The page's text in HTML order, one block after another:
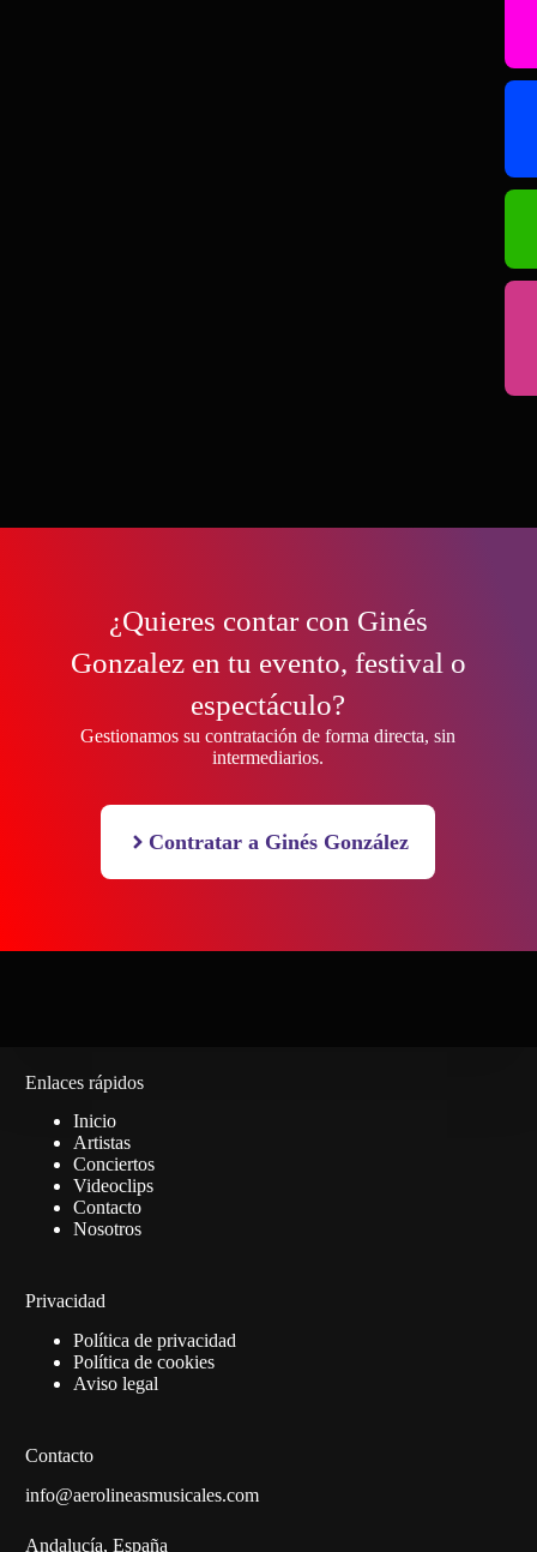
¿Quieres contar con Ginés
Gonzalez en tu evento, festival o
espectáculo?
Gestionamos su contratación de forma directa, sin
intermediarios.
Contratar a Ginés González
Enlaces rápidos
Inicio
Artistas
Conciertos
Videoclips
Contacto
Nosotros
Privacidad
Política de privacidad
Política de cookies
Aviso legal
Contacto
info@aerolineasmusicales.com
Andalucía, España